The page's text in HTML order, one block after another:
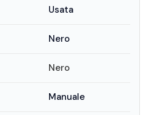
Usata
Nero
Nero
Manuale